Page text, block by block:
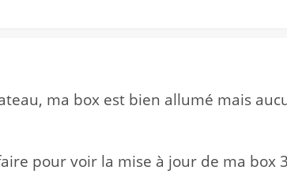
ma box est bien allumé mais
pour voir la mise à jour de ma box